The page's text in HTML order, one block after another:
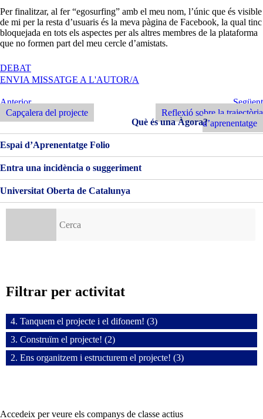
Per finalitzar, al fer “egosurfing” amb el meu nom, l’únic que és visible
de mi per la resta d’usuaris és la meva pàgina de Facebook, la qual tinc
bloquejada en tots els aspectes per als altres membres de la plataforma
que no formen part del meu cercle d’amistats.
DEBATA
PRECÈNCIA
LA
XARXA
ENVIA MISSATGE A L'AUTOR/A
Navegació
d'entrades
Entrada
Anterior
Anterior
Capçalera del projecte
Següent
Entrada
Següent
Reflexió sobre la trajectòria
d’aprenentatge
Què és una Àgora?
Espai d’Aprenentatge Folio
Entra una incidència o suggeriment
Universitat Oberta de Catalunya
Filtrar per activitat
4. Tanquem el projecte i el difonem! (3)
3. Construïm el projecte! (2)
2. Ens organitzem i estructurem el projecte! (3)
Accedeix per veure els companys de classe actius